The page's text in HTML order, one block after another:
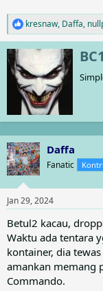
R
e
a
c
t
s
kresnaw, Daffa,
W
r
i
b
Daffa
Fanatic
Jan 29, 2024
Betul2 kacau,
Waktu ada tentara
kontainer, dia
amankan memang
Commando.